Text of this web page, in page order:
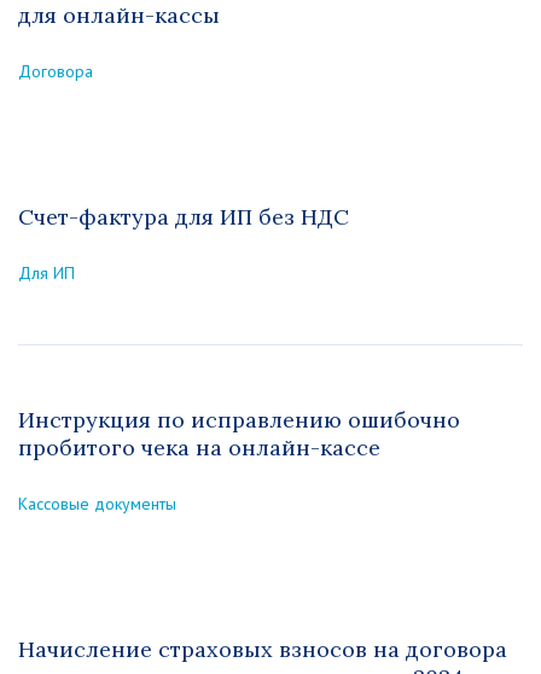
для онлайн-кассы
Договора
Счет-фактура для ИП без НДС
Для ИП
Инструкция по исправлению ошибочно
пробитого чека на онлайн-кассе
Кассовые документы
Начисление страховых взносов на договора